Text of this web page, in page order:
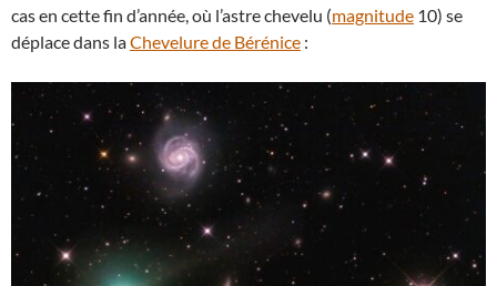
cas en cette fin d’année, où l’astre chevelu (magnitude 10) se
déplace dans laChevelure de Bérénice :